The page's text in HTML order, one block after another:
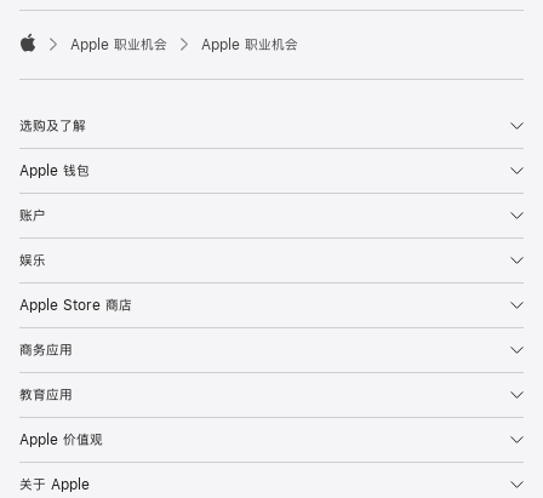

Apple 职业机会 Apple 职业机会
选购及了解
Apple 钱包
账户
娱乐
Apple Store 商店
商务应用
教育应用
Apple 价值观
关于 Apple